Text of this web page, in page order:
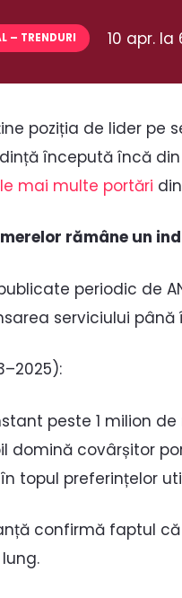
– TRENDURI 10 apr. la
poziția de lider pe
începută încă
mai multe portări
rămâne un
periodic de
serviciului
peste 1 milion
domină covârșitor
topul preferințelor
confirmă faptul